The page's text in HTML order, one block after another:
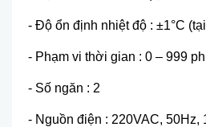
- Độ ổn định nhiệt độ : ±1°C
- Phạm vi thời gian : 0 – 999
- Số ngăn : 2
- Nguồn điện : 220VAC, 50Hz,